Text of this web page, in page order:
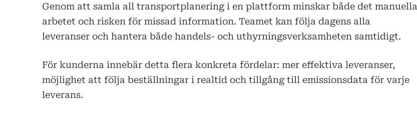
Genom att samla all transportplanering i en plattform minskar både det manuella
arbetet och risken för missad information. Teamet kan följa dagens alla
leveranser och hantera både handels- och uthyrningsverksamheten samtidigt.
För kunderna innebär detta flera konkreta fördelar: mer effektiva leveranser,
möjlighet att följa beställningar i realtid och tillgång till emissionsdata för varje
leverans.